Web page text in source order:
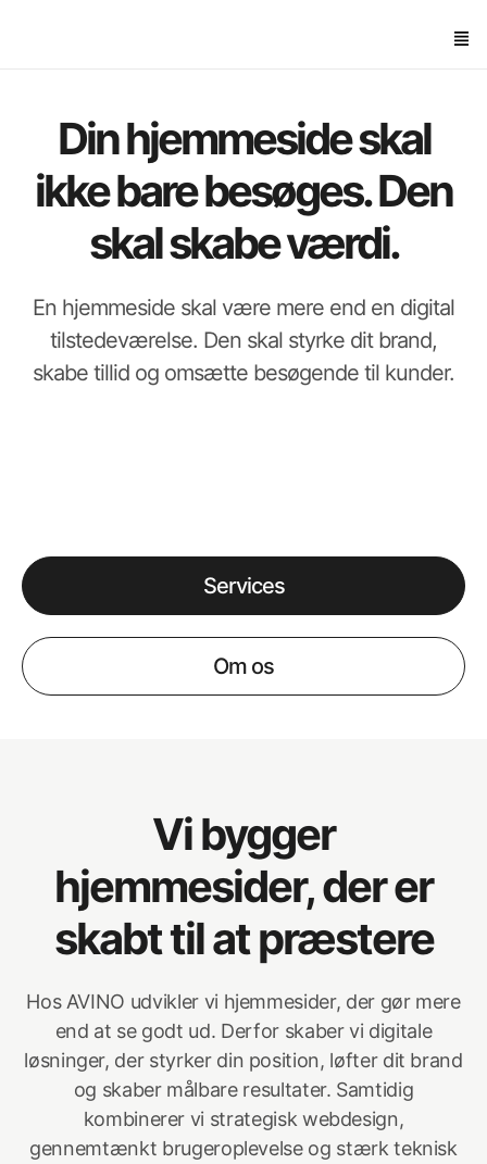
Din hjemmeside skal
ikke bare besøges. Den
skal skabe værdi.
En hjemmeside skal være mere end en digital
tilstedeværelse. Den skal styrke dit brand,
skabe tillid og omsætte besøgende til kunder.
Services
Om os
Vi bygger
hjemmesider, der er
skabt til at præstere
Hos AVINO udvikler vi hjemmesider, der gør mere
end at se godt ud. Derfor skaber vi digitale
løsninger, der styrker din position, løfter dit brand
og skaber målbare resultater. Samtidig
kombinerer vi strategisk webdesign,
gennemtænkt brugeroplevelse og stærk teknisk